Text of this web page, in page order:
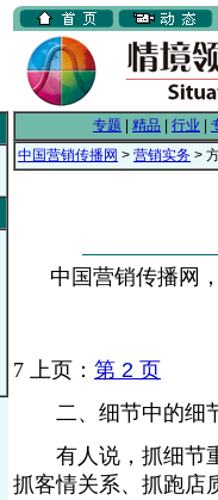
专题 精品 行业
中国营销传播网 > 营销实务 >
中国营销传播网
7 上页： 第 2 页
二、细节中的细
有人说，抓细节重
抓客情关系、抓跑店